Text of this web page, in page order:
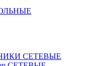
СЕТЕВЫЕ